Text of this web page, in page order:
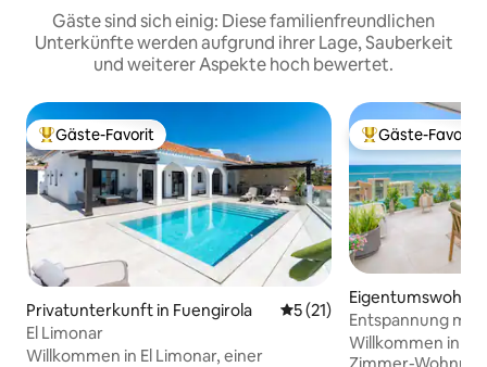
Gäste sind sich einig: Diese familienfreundlichen
Unterkünfte werden aufgrund ihrer Lage, Sauberkeit
und weiterer Aspekte hoch bewertet.
Beliebter Gäste-Favorit.
Gäste-Favorit
Privatunterkunft in Fuengirola Durchschnittliche
5 (21)
El Limonar
Willkommen in El Limonar, einer
Beliebter Gäste-
Gäste-Favorit
Entspannung mit
Higuerón
Willkommen in